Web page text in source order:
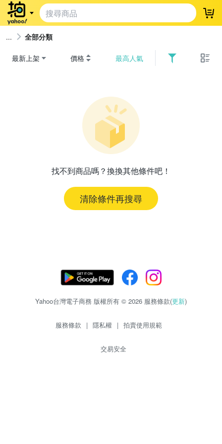
登
全部分類
最新上架 價格 最高人氣
找不到商品嗎？換換其他條件吧！
清除條件再搜尋
Yahoo台灣電子商務 版權所有 © 2026 服務條款(更新)
服務條款 | 隱私權 | 拍賣使用規範
交易安全